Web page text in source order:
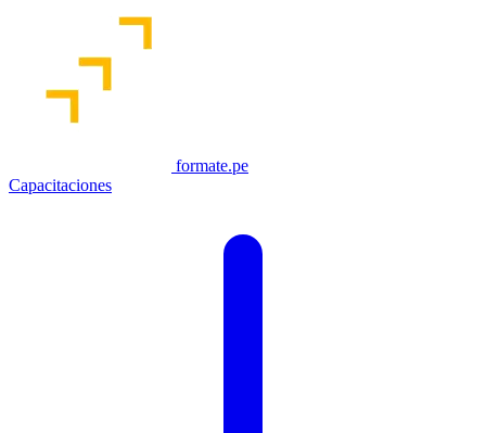
formate.pe
Capacitaciones